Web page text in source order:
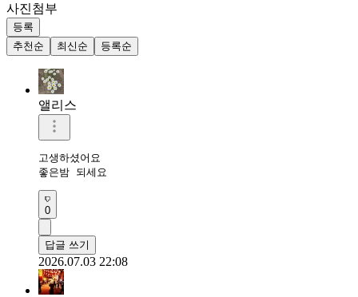
사진첨부
등록
추천순
최신순 등록순
앨리스
고생하셨어요
좋은밤 되세요
0
답글 쓰기
2026.07.03 22:08